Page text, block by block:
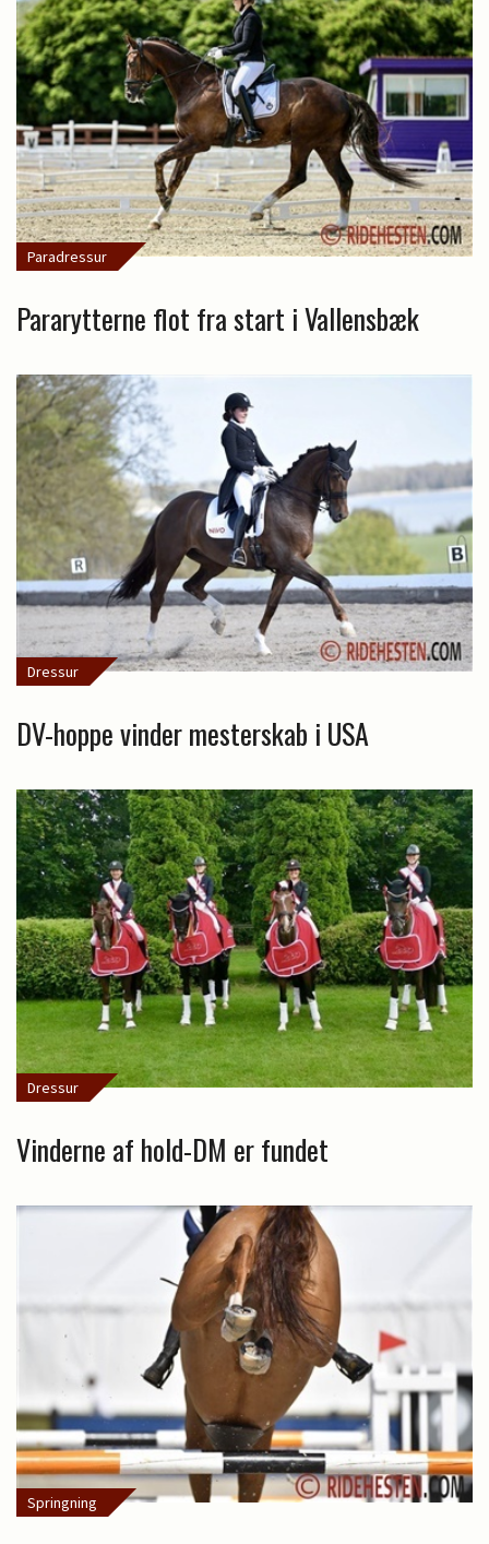
Paradressur
Pararytterne flot fra start i Vallensbæk
Dressur
DV-hoppe vinder mesterskab i USA
Dressur
Vinderne af hold-DM er fundet
Springning